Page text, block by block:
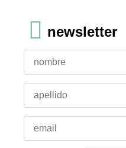
newsletter